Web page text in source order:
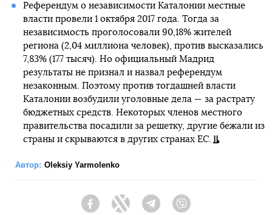
Референдум о независимости Каталонии местные
власти провели 1 октября 2017 года. Тогда за
независимость проголосовали 90,18% жителей
региона (2,04 миллиона человек), против высказались
7,83% (177 тысяч). Но официальный Мадрид
результаты не признал и назвал референдум
незаконным. Поэтому против тогдашней власти
Каталонии возбудили уголовные дела — за растрату
бюджетных средств. Некоторых членов местного
правительства посадили за решетку, другие бежали из
страны и скрываются в других странах ЕС.
Автор: Oleksiy Yarmolenko
FacebookTwitter Telegram